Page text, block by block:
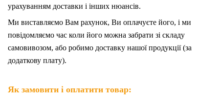
урахуванням доставки і інших нюансів.
Ми виставляємо Вам рахунок, Ви оплачуєте його, і ми
повідомляємо час коли його можна забрати зі складу
самовивозом, або робимо доставку нашої продукції (за
додаткову плату).
Як замовити і оплатити товар: